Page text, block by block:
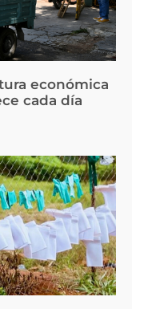
económica
cada día